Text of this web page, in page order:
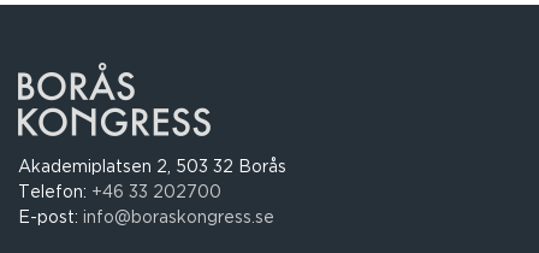
Akademiplatsen 2, 503 32 Borås
Telefon: +46 33 202700
E-post: info@boraskongress.se